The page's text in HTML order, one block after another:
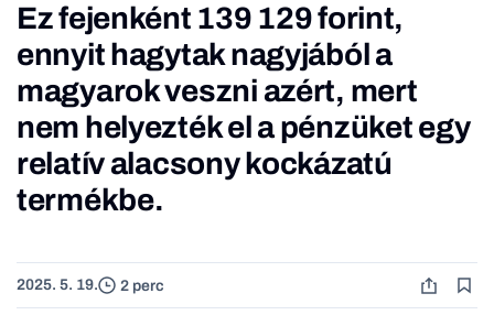
Ez fejenként 139 129 forint,
ennyit hagytak nagyjából a
magyarok veszni azért, mert
nem helyezték el a pénzüket egy
relatív alacsony kockázatú
termékbe.
2025. 5. 19. 2 perc